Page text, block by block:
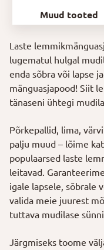
Muud tooted
Laste
lugematul hulgal
enda sõbra või lapse
mänguasjapood! Siit
tänaseni ühtegi
Põrkepallid, lima,
palju muud – lõime
populaarsed laste
leitavad.
igale lapsele, sõbrale
valida meie juurest
tuttava mudilase
Järgmiseks toome